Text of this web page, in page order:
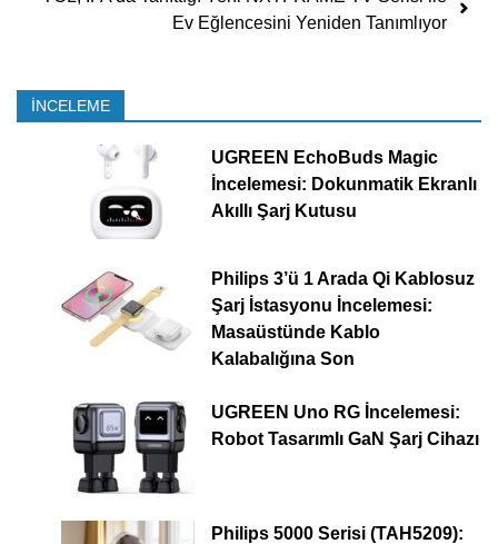
Ev Eğlencesini Yeniden Tanımlıyor
İNCELEME
UGREEN EchoBuds Magic
İncelemesi: Dokunmatik Ekranlı
Akıllı Şarj Kutusu
Philips 3’ü 1 Arada Qi Kablosuz
Şarj İstasyonu İncelemesi:
Masaüstünde Kablo
Kalabalığına Son
UGREEN Uno RG İncelemesi:
Robot Tasarımlı GaN Şarj Cihazı
Philips 5000 Serisi (TAH5209):